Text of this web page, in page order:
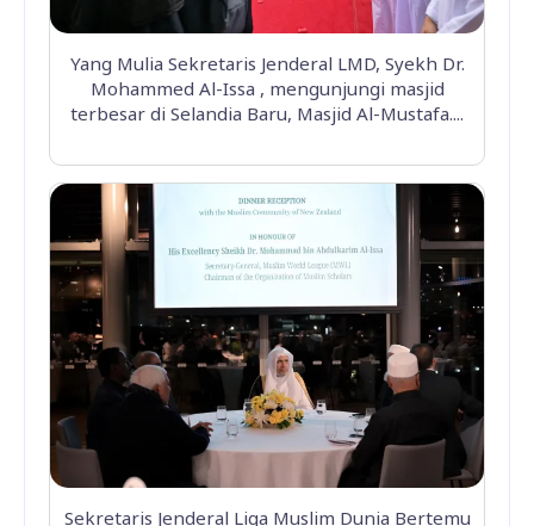
Yang Mulia Sekretaris Jenderal LMD, Syekh Dr.
Mohammed Al-Issa , mengunjungi masjid
terbesar di Selandia Baru, Masjid Al-Mustafa....
Sekretaris Jenderal Liga Muslim Dunia Bertemu